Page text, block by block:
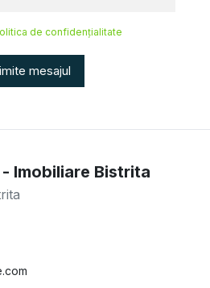
de confidențialitate
mesajul
Imobiliare Bistrita